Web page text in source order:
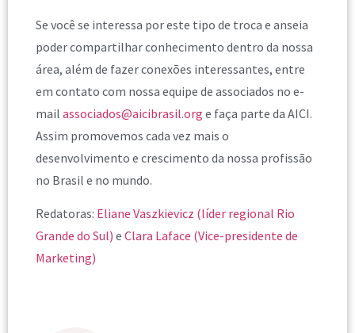
Se você se interessa por este tipo de troca e anseia
poder compartilhar conhecimento dentro da nossa
área, além de fazer conexões interessantes, entre
em contato com nossa equipe de associados no e-
mail associados@aicibrasil.org e faça parte da AICI.
Assim promovemos cada vez mais o
desenvolvimento e crescimento da nossa profissão
no Brasil e no mundo.
Redatoras: Eliane Vaszkievicz (líder regional Rio
Grande do Sul) e Clara Laface (Vice-presidente de
Marketing)